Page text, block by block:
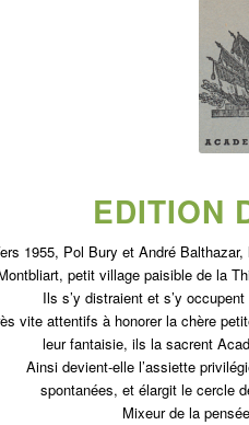
EDITION
1955, Pol Bury et André Balthazar,
petit village paisible de la
Ils s’y distraient et s’y
vite attentifs à honorer la chère
leur fantaisie, ils la sacrent
Ainsi devient-elle l’assiette
spontanées, et élargit le cercle
Mixeur de la